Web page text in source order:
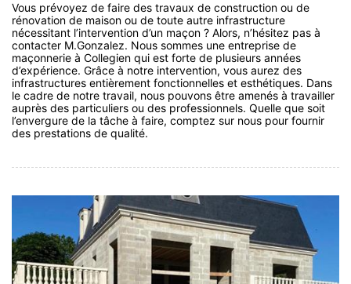
Vous prévoyez de faire des travaux de construction ou de
rénovation de maison ou de toute autre infrastructure
nécessitant l’intervention d’un maçon ? Alors, n’hésitez pas à
contacter M.Gonzalez. Nous sommes une entreprise de
maçonnerie à Collegien qui est forte de plusieurs années
d’expérience. Grâce à notre intervention, vous aurez des
infrastructures entièrement fonctionnelles et esthétiques. Dans
le cadre de notre travail, nous pouvons être amenés à travailler
auprès des particuliers ou des professionnels. Quelle que soit
l’envergure de la tâche à faire, comptez sur nous pour fournir
des prestations de qualité.